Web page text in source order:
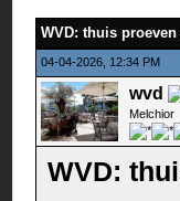
WVD: thuis
04-04-2026, 12:34 PM
wvd
Melchior
WVD: